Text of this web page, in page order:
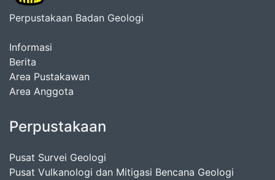
Perpustakaan Badan Geologi
Informasi
Berita
Area Pustakawan
Area Anggota
Perpustakaan
Pusat Survei Geologi
Pusat Vulkanologi dan Mitigasi Bencana Geologi